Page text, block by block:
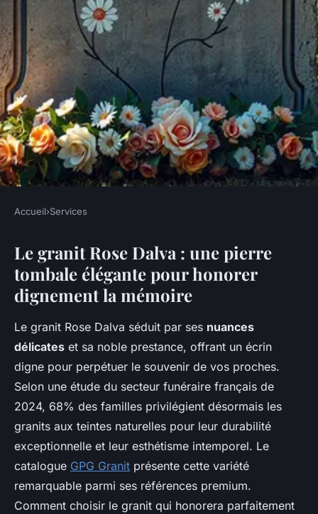
Pierre tombale rose dalva :
élégance et personnalisation
unique
Maya•29 décembre 2025•8 min de lecture
Accueil›Services
Le granit Rose Dalva : une pierre
tombale élégante pour honorer
dignement la mémoire
Le granit Rose Dalva séduit par ses nuances
délicates et sa noble prestance, offrant un écrin
digne pour perpétuer le souvenir de vos proches.
Selon une étude du secteur funéraire français de
2024, 68% des familles privilégient désormais les
granits aux teintes naturelles pour leur durabilité
exceptionnelle et leur esthétisme intemporel. Le
catalogue GPG Granit présente cette variété
remarquable parmi ses références premium.
Comment choisir le granit qui honorera parfaitement